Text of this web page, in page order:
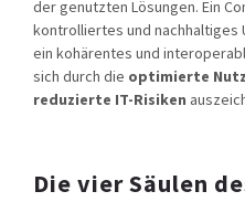
der genutzten Lösungen. Ein
kontrolliertes und nachhaltiges
ein kohärentes und
sich durch die optimierte
reduzierte IT-Risiken
Die vier Säulen